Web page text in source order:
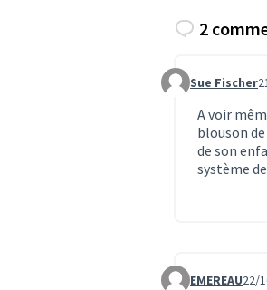
2
Commentaire
Sue Fischer
A voir
blouson
de son
système
EMEREAU22/